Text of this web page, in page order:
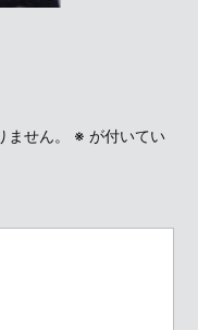
せん。 ※ が付いてい